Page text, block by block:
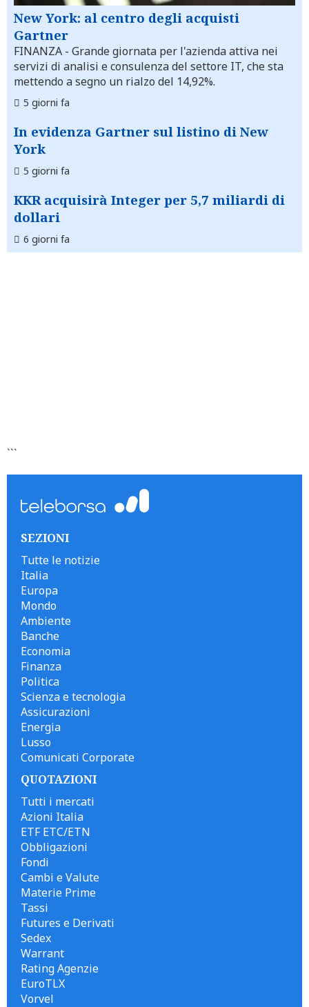
New York: al centro degli acquisti
Gartner
FINANZA - Grande giornata per l'azienda attiva nei
servizi di analisi e consulenza del settore IT, che sta
mettendo a segno un rialzo del 14,92%.
5 giorni fa
In evidenza Gartner sul listino di New
York
5 giorni fa
KKR acquisirà Integer per 5,7 miliardi di
dollari
6 giorni fa
```
SEZIONI
Tutte le notizie
Italia
Europa
Mondo
Ambiente
Banche
Economia
Finanza
Politica
Scienza e tecnologia
Assicurazioni
Energia
Lusso
Comunicati Corporate
QUOTAZIONI
Tutti i mercati
Azioni Italia
ETF ETC/ETN
Obbligazioni
Fondi
Cambi e Valute
Materie Prime
Tassi
Futures e Derivati
Sedex
Warrant
Rating Agenzie
EuroTLX
Vorvel